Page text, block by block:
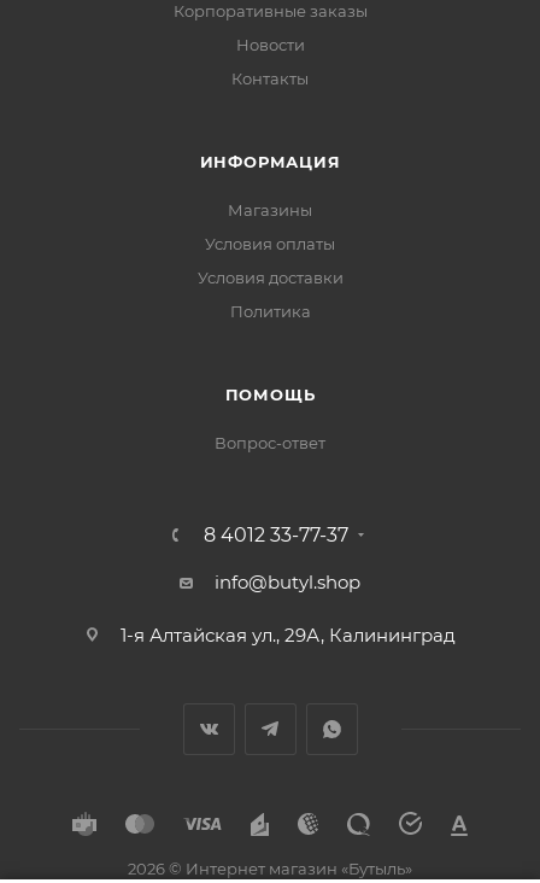
Корпоративные заказы
Новости
Контакты
ИНФОРМАЦИЯ
Магазины
Условия оплаты
Условия доставки
Политика
ПОМОЩЬ
Вопрос-ответ
8 4012 33-77-37
info@butyl.shop
1-я Алтайская ул., 29А, Калининград
2026 © Интернет магазин «Бутыль»